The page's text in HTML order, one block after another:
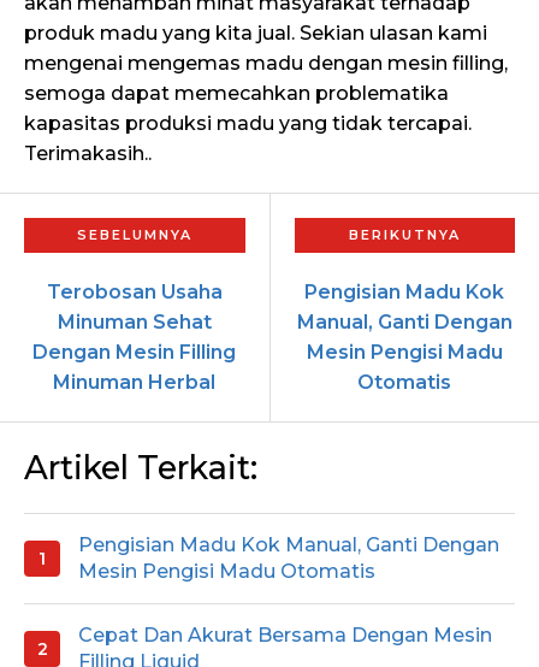
produk madu yang kita jual. Sekian ulasan kami
mengenai mengemas madu dengan mesin filling,
semoga dapat memecahkan problematika
kapasitas produksi madu yang tidak tercapai.
Terimakasih..
Terobosan Usaha
Minuman Sehat
Dengan Mesin Filling
Minuman Herbal
Pengisian Madu Kok
Manual, Ganti Dengan
Mesin Pengisi Madu
Otomatis
Artikel Terkait:
Pengisian Madu Kok Manual, Ganti Dengan
Mesin Pengisi Madu Otomatis
Cepat Dan Akurat Bersama Dengan Mesin
Filling Liquid